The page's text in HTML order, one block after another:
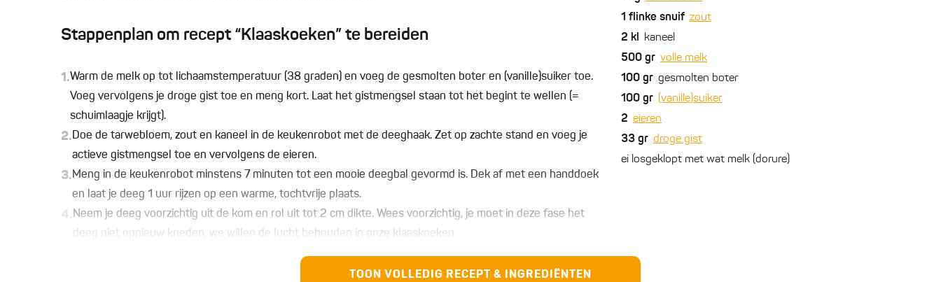
1 flinke snuif zout
2 kl kaneel
500 gr volle melk
100 gr gesmolten boter
100 gr (vanille)suiker
2 eieren
33 gr droge gist
ei losgeklopt met wat melk (dorure)
Stappenplan om recept “Klaaskoeken” te bereiden
1.Warm de melk op tot lichaamstemperatuur (38 graden) en voeg de gesmolten boter en (vanille)suiker toe.
Voeg vervolgens je droge gist toe en meng kort. Laat het gistmengsel staan tot het begint te wellen (=
schuimlaagje krijgt).
2.Doe de tarwebloem, zout en kaneel in de keukenrobot met de deeghaak. Zet op zachte stand en voeg je
actieve gistmengsel toe en vervolgens de eieren.
3.Meng in de keukenrobot minstens 7 minuten tot een mooie deegbal gevormd is. Dek af met een handdoek
en laat je deeg 1 uur rijzen op een warme, tochtvrije plaats.
4.
Neem je deeg voorzichtig uit de kom en rol uit tot 2 cm dikte. Wees voorzichtig, je moet in deze fase het
deeg niet opnieuw kneden, we willen de lucht behouden in onze klaaskoeken.
Neem een uitsteekvorm naar keuze en steek je vormen uit. Leg de figuren op een bakplaat bekleed met
bakpapier en laat opnieuw 45 minuten rijzen onder een handdoek.TOON VOLLEDIG RECEPT & INGREDIËNTEN